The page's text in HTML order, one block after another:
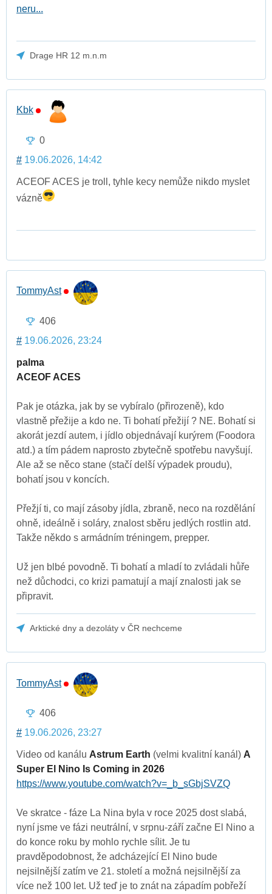
neru...
Drage HR 12 m.n.m
Kbk
0
# 19.06.2026, 14:42
ACEOF ACES je troll, tyhle kecy nemůže nikdo myslet
vázně
TommyAst
406
# 19.06.2026, 23:24
palma
ACEOF ACES
Pak je otázka, jak by se vybíralo (přirozeně), kdo
vlastně přežije a kdo ne. Ti bohatí přežijí ? NE. Bohatí si
akorát jezdí autem, i jídlo objednávají kurýrem (Foodora
atd.) a tím pádem naprosto zbytečně spotřebu navyšují.
Ale až se něco stane (stačí delší výpadek proudu),
bohatí jsou v koncích.
Přežjí ti, co mají zásoby jídla, zbraně, neco na rozdělání
ohně, ideálně i soláry, znalost sběru jedlých rostlin atd.
Takže někdo s armádním tréningem, prepper.
Už jen blbé povodně. Ti bohatí a mladí to zvládali hůře
než důchodci, co krizi pamatují a mají znalosti jak se
připravit.
Arktické dny a dezoláty v ČR nechceme
TommyAst
406
# 19.06.2026, 23:27
Video od kanálu Astrum Earth (velmi kvalitní kanál) A
Super El Nino Is Coming in 2026
https://www.youtube.com/watch?v=_b_sGbjSVZQ
Ve skratce - fáze La Nina byla v roce 2025 dost slabá,
nyní jsme ve fázi neutrální, v srpnu-září začne El Nino a
do konce roku by mohlo rychle sílit. Je tu
pravděpodobnost, že adcházející El Nino bude
nejsilnější zatím ve 21. století a možná nejsilnější za
více než 100 let. Už teď je to znát na západím pobřeží